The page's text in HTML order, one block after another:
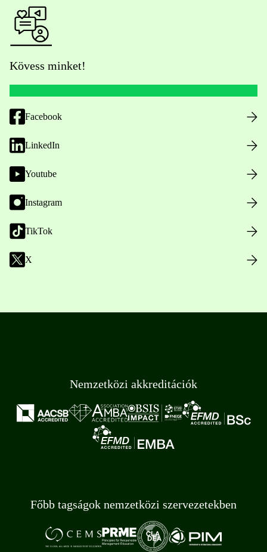
Kövess minket!
Facebook
LinkedIn
Youtube
Instagram
TikTok
X
Nemzetközi akkreditációk
Főbb tagságok nemzetközi szervezetekben